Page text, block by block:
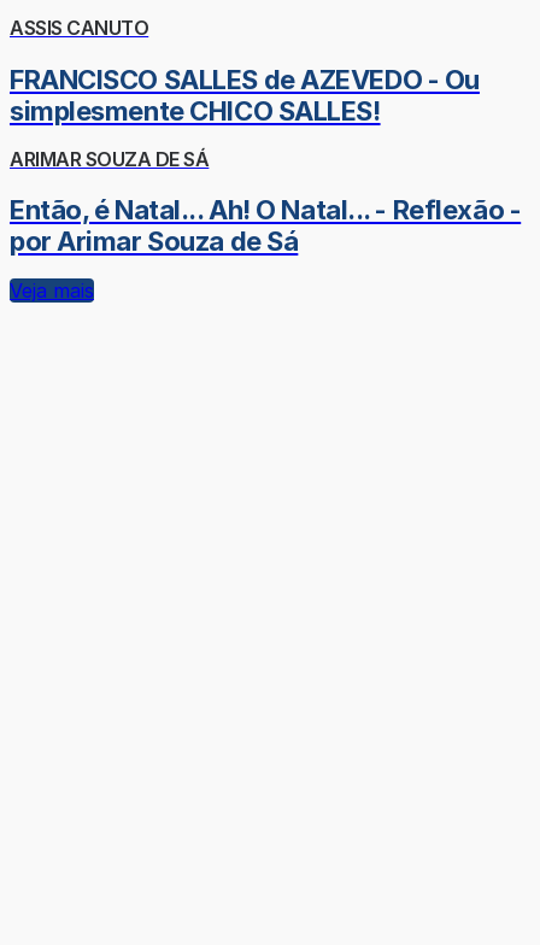
ASSIS CANUTO
FRANCISCO SALLES de AZEVEDO - Ou
simplesmente CHICO SALLES!
ARIMAR SOUZA DE SÁ
Então, é Natal... Ah! O Natal... - Reflexão -
por Arimar Souza de Sá
Veja mais